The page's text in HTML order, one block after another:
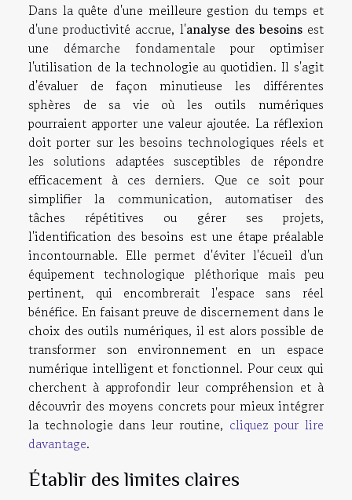
Dans la quête d'une meilleure gestion du temps et
d'une productivité accrue, l'analyse des besoinsest
une démarche fondamentale pour optimiser
l'utilisation de la technologie au quotidien. Il s'agit
d'évaluer de façon minutieuse les différentes
sphères de sa vie où les outils numériques
pourraient apporter une valeur ajoutée. La réflexion
doit porter sur les besoins technologiques réels et
les solutions adaptées susceptibles de répondre
efficacement à ces derniers. Que ce soit pour
simplifier la communication, automatiser des
tâches répétitives ou gérer ses projets,
l'identification des besoins est une étape préalable
incontournable. Elle permet d'éviter l'écueil d'un
équipement technologique pléthorique mais peu
pertinent, qui encombrerait l'espace sans réel
bénéfice. En faisant preuve de discernement dans le
choix des outils numériques, il est alors possible de
transformer son environnement en un espace
numérique intelligent et fonctionnel. Pour ceux qui
cherchent à approfondir leur compréhension et à
découvrir des moyens concrets pour mieux intégrer
la technologie dans leur routine, cliquez pour lire
davantage.
Établir des limites claires